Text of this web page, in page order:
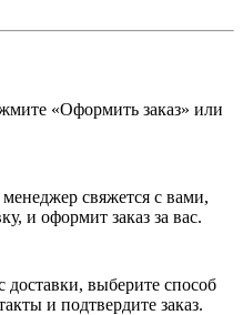
«Оформить заказ» или
свяжется с вами,
и оформит заказ за вас.
выберите способ
и подтвердите заказ.